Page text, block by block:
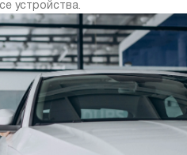
устройства.